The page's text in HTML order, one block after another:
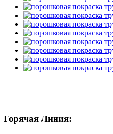
Горячая Линия: